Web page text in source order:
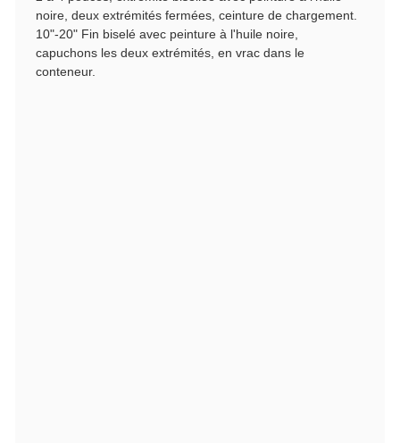
noire, deux extrémités fermées, ceinture de chargement.
10"-20" Fin biselé avec peinture à l'huile noire,
capuchons les deux extrémités, en vrac dans le
conteneur.